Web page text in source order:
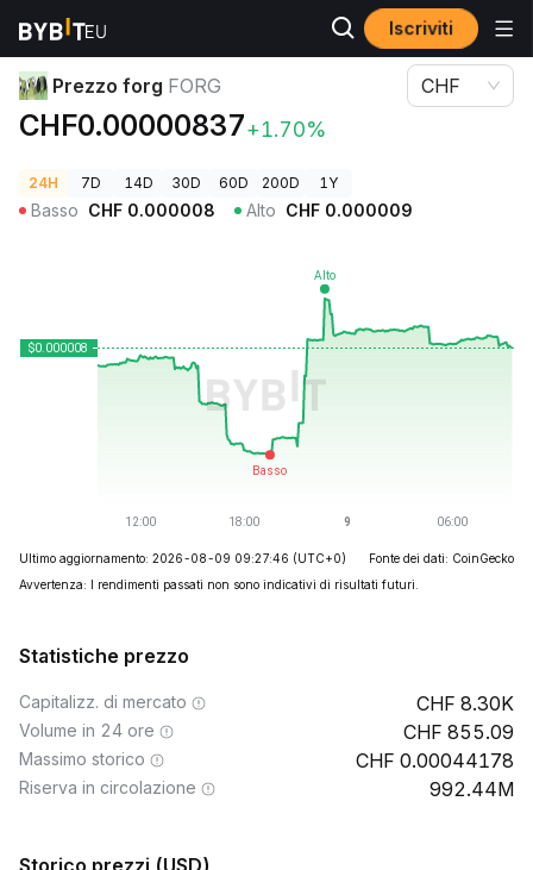
Iscriviti
Prezzi Crypto
Prezzo forg FORG
CHF0.00000837+1.70%
CHF
24H 7D 14D 30D 60D 200D 1Y
Basso CHF 0.000008 Alto CHF 0.000009
Ultimo aggiornamento: 2026-08-09 09:27:46 (UTC+0)
Fonte dei dati: CoinGecko
Avvertenza: I rendimenti passati non sono indicativi di risultati futuri.
Statistiche prezzo
Capitalizz. di mercato 8.30K
Volume in 24 ore 855.09
Massimo storico 0.00044178
Riserva in circolazione 992.44M
Storico prezzi (USD)